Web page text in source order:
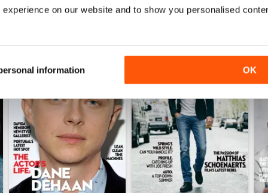
on our website and to show you personalised
information OK